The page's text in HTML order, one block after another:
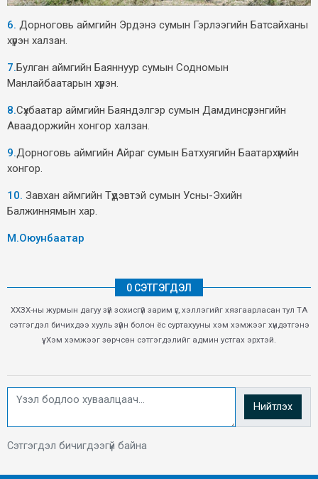
6. Дорноговь аймгийн Эрдэнэ сумын Гэрлээгийн Батсайханы
хүрэн халзан.
7.Булган аймгийн Баяннуур сумын Содномын
Манлайбаатарын хүрэн.
8.Сүхбаатар аймгийн Баяндэлгэр сумын Дамдинсүрэнгийн
Аваадоржийн хонгор халзан.
9.Дорноговь аймгийн Айраг сумын Батхуягийн Баатархүүгийн
хонгор.
10. Завхан аймгийн Түдэвтэй сумын Усны-Эхийн
Балжиннямын хар.
М.Оюунбаатар
0 СЭТГЭГДЭЛ
ХХЗХ-ны журмын дагуу зүй зохисгүй зарим үг, хэллэгийг хязгаарласан тул ТА
сэтгэгдэл бичихдээ хууль зүйн болон ёс суртахууны хэм хэмжээг хүндэтгэнэ
үү. Хэм хэмжээг зөрчсөн сэтгэгдэлийг админ устгах эрхтэй.
Нийтлэх
Сэтгэгдэл бичигдээгүй байна